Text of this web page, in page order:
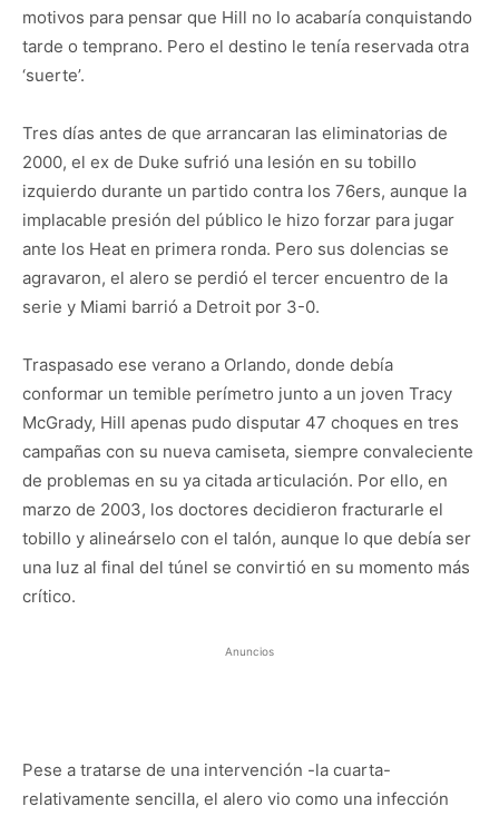
motivos para pensar que Hill no lo acabaría conquistando
tarde o temprano. Pero el destino le tenía reservada otra
‘suerte’.
Tres días antes de que arrancaran las eliminatorias de
2000, el ex de Duke sufrió una lesión en su tobillo
izquierdo durante un partido contra los 76ers, aunque la
implacable presión del público le hizo forzar para jugar
ante los Heat en primera ronda. Pero sus dolencias se
agravaron, el alero se perdió el tercer encuentro de la
serie y Miami barrió a Detroit por 3-0.
Traspasado ese verano a Orlando, donde debía
conformar un temible perímetro junto a un joven Tracy
McGrady, Hill apenas pudo disputar 47 choques en tres
campañas con su nueva camiseta, siempre convaleciente
de problemas en su ya citada articulación. Por ello, en
marzo de 2003, los doctores decidieron fracturarle el
tobillo y alineárselo con el talón, aunque lo que debía ser
una luz al final del túnel se convirtió en su momento más
crítico.
Anuncios
Pese a tratarse de una intervención -la cuarta-
relativamente sencilla, el alero vio como una infección